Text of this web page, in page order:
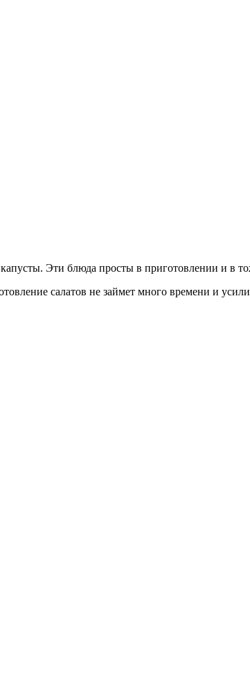
Эти блюда просты в приготовлении и в
салатов не займет много времени и